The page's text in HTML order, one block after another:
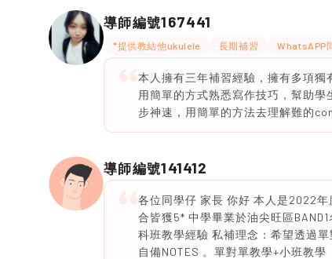
導師編號167441
*提供教結他ukulele 長期補習 WhatsAPP
本人擁有三年補習經驗，擁有多項獨
用簡單的方式熟悉寫作技巧，幫助
步神速，用簡單的方法去理解難的
導師編號141412
各位同學仔 家長 你好 本人是2022
合皆獲5* 中學畢業於油尖旺區
科班教學經驗 私補理念：希望透過
自備NOTES 。單對單教學+小班教